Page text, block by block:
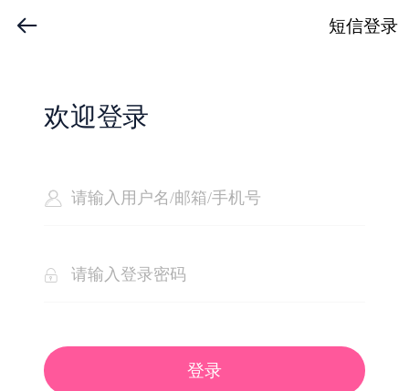
短信登录
欢迎登录
登录